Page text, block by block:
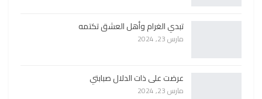
تبدي الغرام وأهل العشق تكتمه
مارس 23, 2024
عرضت على ذات الدلال صبابتي
مارس 23, 2024